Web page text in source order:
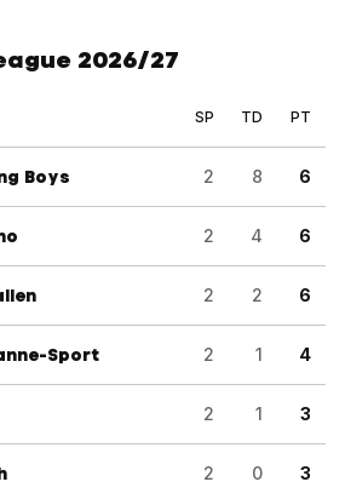
2026/27
SP TD PT
Boys 2 8 6
2 4 6
2 2 6
Sport 2 1 4
2 1 3
2 0 3